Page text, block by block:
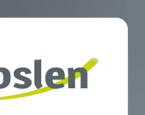
Skip
content